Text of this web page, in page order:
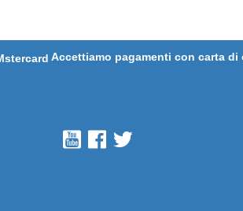
Accettiamo pagamenti con carta di